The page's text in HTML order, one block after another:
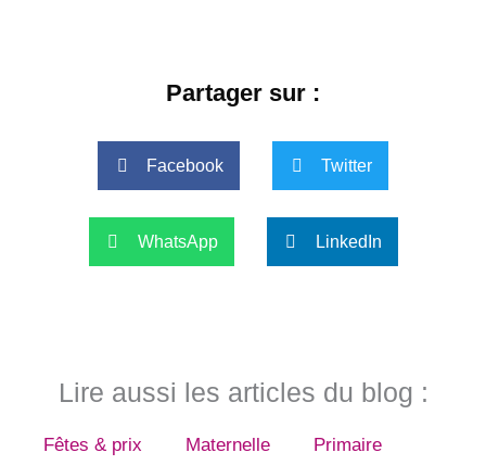
Partager sur :
Facebook Twitter
WhatsApp LinkedIn
Lire aussi les articles du blog :
Fêtes & prix Maternelle Primaire